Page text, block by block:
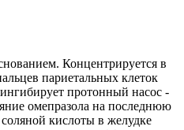
Концентрируется в
париетальных клеток
протонный насос -
омепразола на последнюю
кислоты в желудке